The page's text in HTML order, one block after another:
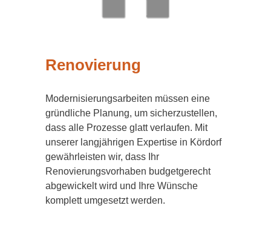
Renovierung
Modernisierungsarbeiten müssen eine
gründliche Planung, um sicherzustellen,
dass alle Prozesse glatt verlaufen. Mit
unserer langjährigen Expertise in Kördorf
gewährleisten wir, dass Ihr
Renovierungsvorhaben budgetgerecht
abgewickelt wird und Ihre Wünsche
komplett umgesetzt werden.